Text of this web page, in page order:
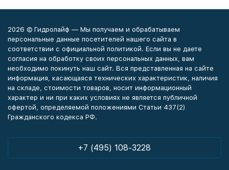
2026 © Гидролайф — Мы получаем и обрабатываем
персональные данные посетителей нашего сайта в
соответствии с официальной политикой. Если вы не даете
согласия на обработку своих персональных данных, вам
необходимо покинуть наш сайт. Вся представленная на сайте
информация, касающаяся технических характеристик, наличия
на складе, стоимости товаров, носит информационный
характер и ни при каких условиях не является публичной
офертой, определяемой положениями Статьи 437(2)
Гражданского кодекса РФ.
+7 (495) 108-3228